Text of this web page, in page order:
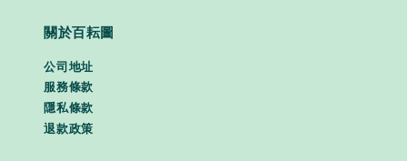
關於百耘圖
公司地址
服務條款
隱私條款
退款政策